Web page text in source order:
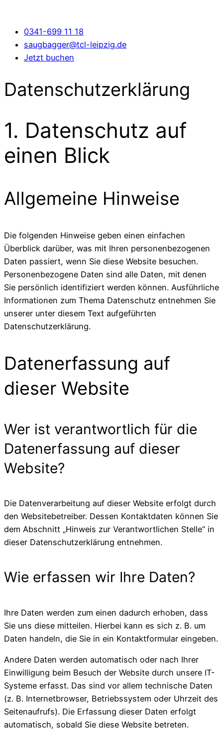
0341-699 11 18
saugbagger@tcl-leipzig.de
Jetzt buchen
Datenschutzerklärung
1. Datenschutz auf
einen Blick
Allgemeine Hinweise
Die folgenden Hinweise geben einen einfachen
Überblick darüber, was mit Ihren personenbezogenen
Daten passiert, wenn Sie diese Website besuchen.
Personenbezogene Daten sind alle Daten, mit denen
Sie persönlich identifiziert werden können. Ausführliche
Informationen zum Thema Datenschutz entnehmen Sie
unserer unter diesem Text aufgeführten
Datenschutzerklärung.
Datenerfassung auf
dieser Website
Wer ist verantwortlich für die
Datenerfassung auf dieser
Website?
Die Datenverarbeitung auf dieser Website erfolgt durch
den Websitebetreiber. Dessen Kontaktdaten können Sie
dem Abschnitt „Hinweis zur Verantwortlichen Stelle“ in
dieser Datenschutzerklärung entnehmen.
Wie erfassen wir Ihre Daten?
Ihre Daten werden zum einen dadurch erhoben, dass
Sie uns diese mitteilen. Hierbei kann es sich z. B. um
Daten handeln, die Sie in ein Kontaktformular eingeben.
Andere Daten werden automatisch oder nach Ihrer
Einwilligung beim Besuch der Website durch unsere IT-
Systeme erfasst. Das sind vor allem technische Daten
(z. B. Internetbrowser, Betriebssystem oder Uhrzeit des
Seitenaufrufs). Die Erfassung dieser Daten erfolgt
automatisch, sobald Sie diese Website betreten.